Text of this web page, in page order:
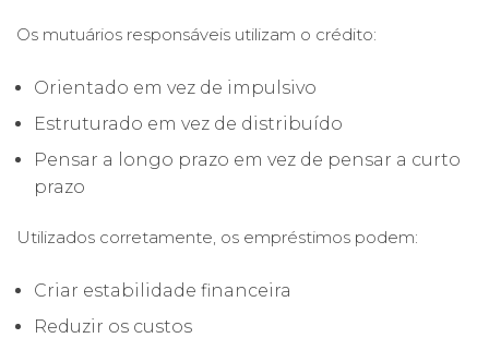
Os mutuários responsáveis utilizam o crédito:
Orientado em vez de impulsivo
Estruturado em vez de distribuído
Pensar a longo prazo em vez de pensar a curto
prazo
Utilizados corretamente, os empréstimos podem:
Criar estabilidade financeira
Reduzir os custos